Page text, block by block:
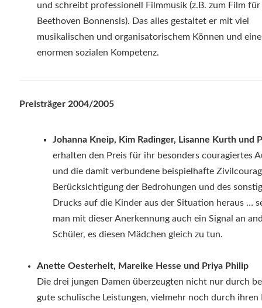
und schreibt professionell Filmmusik (z.B. zum Film für
Beethoven Bonnensis). Das alles gestaltet er mit viel
musikalischen und organisatorischem Können und
enormen sozialen Kompetenz.
Preisträger 2004/2005
Johanna Kneip, Kim Radinger, Lisanne Kurth und
erhalten den Preis für ihr besonders couragiertes
und die damit verbundene beispielhafte
Berücksichtigung der Bedrohungen und des
Drucks auf die Kinder aus der Situation heraus …
man mit dieser Anerkennung auch ein Signal an
Schüler, es diesen Mädchen gleich zu tun.
Anette Oesterhelt, Mareike Hesse und Priya Philip
Die drei jungen Damen überzeugten nicht nur durch
gute schulische Leistungen, vielmehr noch durch ihren